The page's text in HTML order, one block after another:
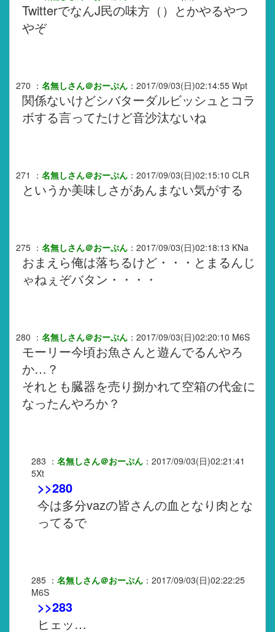
TwitterでなんJ民の味方（）とかやるやつ
やぞ
270 ： 名無しさん＠おーぷん ： 2017/09/03(日)02:14:55 Wpt
関係ないけどシバターダルビッシュとコラ
ボする言ってたけど音沙汰ないね
271 ： 名無しさん＠おーぷん ： 2017/09/03(日)02:15:10 CLR
というか美味しさがあんまない気がする
275 ： 名無しさん＠おーぷん ： 2017/09/03(日)02:18:13 KNa
おまえら俺は落ちるけど・・・とまるんじ
ゃねぇぞバタン・・・・
280 ： 名無しさん＠おーぷん ： 2017/09/03(日)02:20:10 M6S
モーリー今頃お魚さんと遊んでるんやろ
か…？
それとも臓器を売り捌かれて空箱の代金に
なったんやろか？
283 ： 名無しさん＠おーぷん ： 2017/09/03(日)02:21:41
5Xt
>>280
今は多分vazの皆さんの血となり肉とな
ってるで
285 ： 名無しさん＠おーぷん ： 2017/09/03(日)02:22:25
M6S
>>283
ヒェッ…